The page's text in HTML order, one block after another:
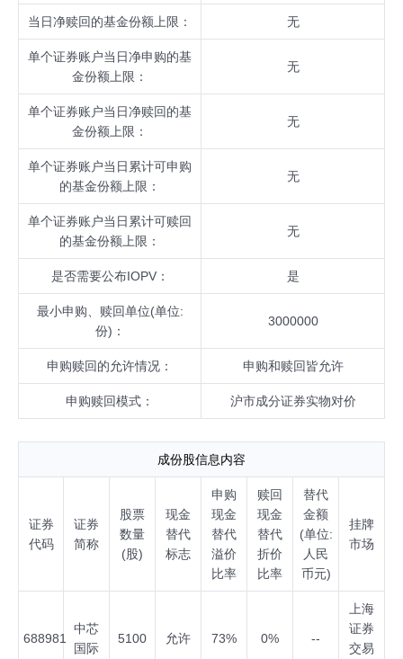
当日净赎回的基金份额上限： 无
单个证券账户当日净申购的基
金份额上限：
无
单个证券账户当日净赎回的基
金份额上限：
无
单个证券账户当日累计可申购
的基金份额上限：
无
单个证券账户当日累计可赎回
的基金份额上限：
无
是否需要公布IOPV： 是
最小申购、赎回单位(单位:
份)：
3000000
申购赎回的允许情况： 申购和赎回皆允许
申购赎回模式： 沪市成分证券实物对价
成份股信息内容
证券
代码
证券
简称
股票
数量
(股)
现金
替代
标志
申购
现金
替代
溢价
比率
赎回
现金
替代
折价
比率
替代
金额
(单位:
人民
币元)
挂牌
市场
688981
中芯
国际
5100 允许 73% 0% --
上海
证券
交易